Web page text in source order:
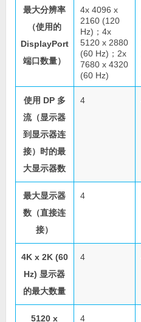
最大分辨率
（使用的
DisplayPort
端口数量）
4x 4096 x
2160 (120
Hz)；4x
5120 x 2880
(60 Hz)；2x
7680 x 4320
(60 Hz)
使用 DP 多
流（显示器
到显示器连
接）时的最
大显示器数
4
最大显示器
数（直接连
接）
4
4K x 2K (60
Hz) 显示器
的最大数量
4
5120 x 4